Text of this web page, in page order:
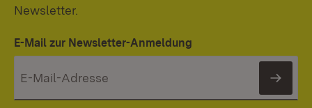
Newsletter.
E-Mail zur Newsletter-Anmeldung